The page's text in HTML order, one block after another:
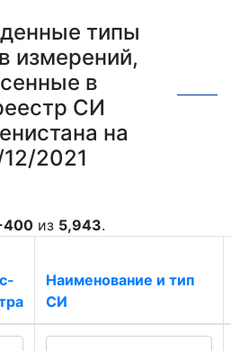
типы
измерений,
в
СИ
на
2021
400 из 5,943.
Наименование и тип
СИ